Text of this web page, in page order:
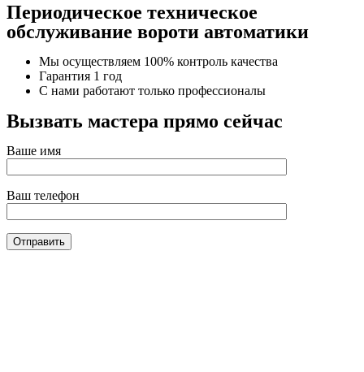
Периодическое техническое
обслуживание вороти автоматики
Мы осуществляем 100% контроль качества
Гарантия 1 год
С нами работают только профессионалы
Вызвать мастера прямо сейчас
Ваше имя
Ваш телефон